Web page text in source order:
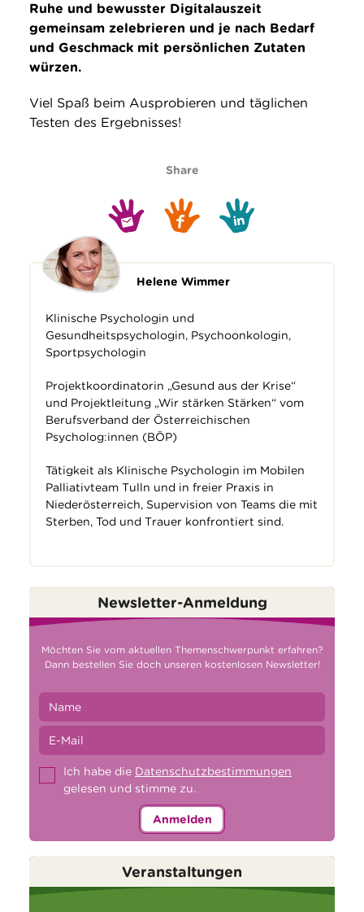
Ruhe und bewusster Digitalauszeit
gemeinsam zelebrieren und je nach Bedarf
und Geschmack mit persönlichen Zutaten
würzen.
Viel Spaß beim Ausprobieren und täglichen
Testen des Ergebnisses!
Share
Helene Wimmer
Klinische Psychologin und
Gesundheitspsychologin, Psychoonkologin,
Sportpsychologin
Projektkoordinatorin „Gesund aus der Krise“
und Projektleitung „Wir stärken Stärken“ vom
Berufsverband der Österreichischen
Psycholog:innen (BÖP)
Tätigkeit als Klinische Psychologin im Mobilen
Palliativteam Tulln und in freier Praxis in
Niederösterreich, Supervision von Teams die mit
Sterben, Tod und Trauer konfrontiert sind.
Newsletter-Anmeldung
Möchten Sie vom aktuellen Themenschwerpunkt erfahren?
Dann bestellen Sie doch unseren kostenlosen Newsletter!
Ich habe die Datenschutzbestimmungen
gelesen und stimme zu.
Anmelden
Veranstaltungen